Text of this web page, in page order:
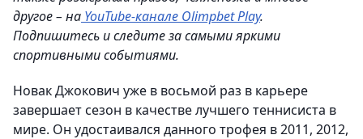
другое – на YouTube-канале Olimpbet Play.
Подпишитесь и следите за самыми яркими
спортивными событиями.
Новак Джокович уже в восьмой раз в карьере
завершает сезон в качестве лучшего теннисиста в
мире. Он удостаивался данного трофея в 2011, 2012,